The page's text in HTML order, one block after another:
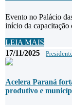
Evento no Palácio
início da capacitação
LEIA MAIS
17/11/2025
Acelera Paraná
produtivo e